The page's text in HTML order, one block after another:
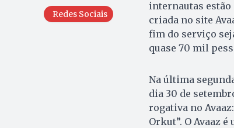
Redes Sociais
internautas
criada no site
fim do serviço
quase 70 mil
Na última
dia 30 de
rogativa no
Orkut”. O Avaaz